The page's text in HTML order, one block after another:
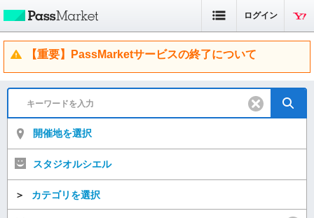
ログイン
【重要】PassMarketサービスの終了について
開催地を選択
スタジオルシエル
＞ カテゴリを選択